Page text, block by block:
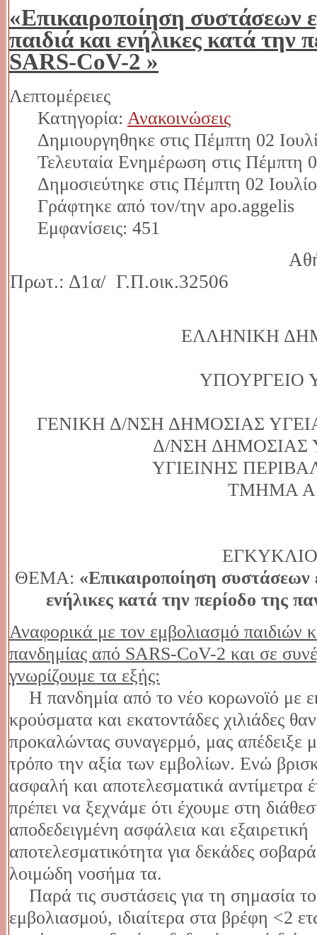
«Επικαιροποίηση συστάσεων
παιδιά και ενήλικες κατά την
SARS-CoV-2 »
Λεπτομέρειες
Κατηγορία: Ανακοινώσεις
Δημιουργηθηκε στις Πέμπτη 02
Τελευταία Ενημέρωση στις Πέμπτη
Δημοσιεύτηκε στις Πέμπτη 02
Γράφτηκε από τον/την apo.aggelis
Εμφανίσεις: 451
Αθήνα: 25 /
Πρωτ.: Δ1α/ Γ.Π.οικ.32506
ΕΛΛΗΝΙΚΗ
ΓΕΝΙΚΗ Δ/ΝΣΗ ΔΗΜΟΣΙΑΣ
Δ/ΝΣΗ ΔΗΜΟΣΙΑΣ
ΥΓΙΕΙΝΗΣ
ΤΜΗΜΑ
ΘΕΜΑ: «Επικαιροποίηση συστάσεων
ενήλικες κατά την περίοδο της
Αναφορικά με τον εμβολιασμό παιδιών
πανδημίας από SARS-CoV-2 και σε
γνωρίζουμε τα εξής:
Η πανδημία από το νέο κορωνοϊό με
κρούσματα και εκατοντάδες χιλιάδες
προκαλώντας συναγερμό, μας απέδειξε
τρόπο την αξία των εμβολίων. Ενώ
ασφαλή και αποτελεσματικά αντίμετρα
πρέπει να ξεχνάμε ότι έχουμε στη
αποδεδειγμένη ασφάλεια και εξαιρετική
αποτελεσματικότητα για δεκάδες
λοιμώδη νοσήμα τα.
Παρά τις συστάσεις για τη σημασία
εμβολιασμού, ιδιαίτερα στα βρέφη <2